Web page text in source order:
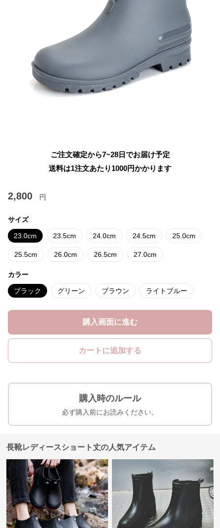
ご注文確定から7~28日でお届け予定
送料は1注文あたり 1000円かかります
2,800 円
サイズ
23.0cm 23.5cm 24.0cm 24.5cm 25.0cm
25.5cm 26.0cm 26.5cm 27.0cm
カラー
ブラック グリーン ブラウン ライトブルー
購入画面に進む
カートに追加する
購入時のルール
必ず購入前にお読みください。
長靴レディースショート丈の人気アイテム